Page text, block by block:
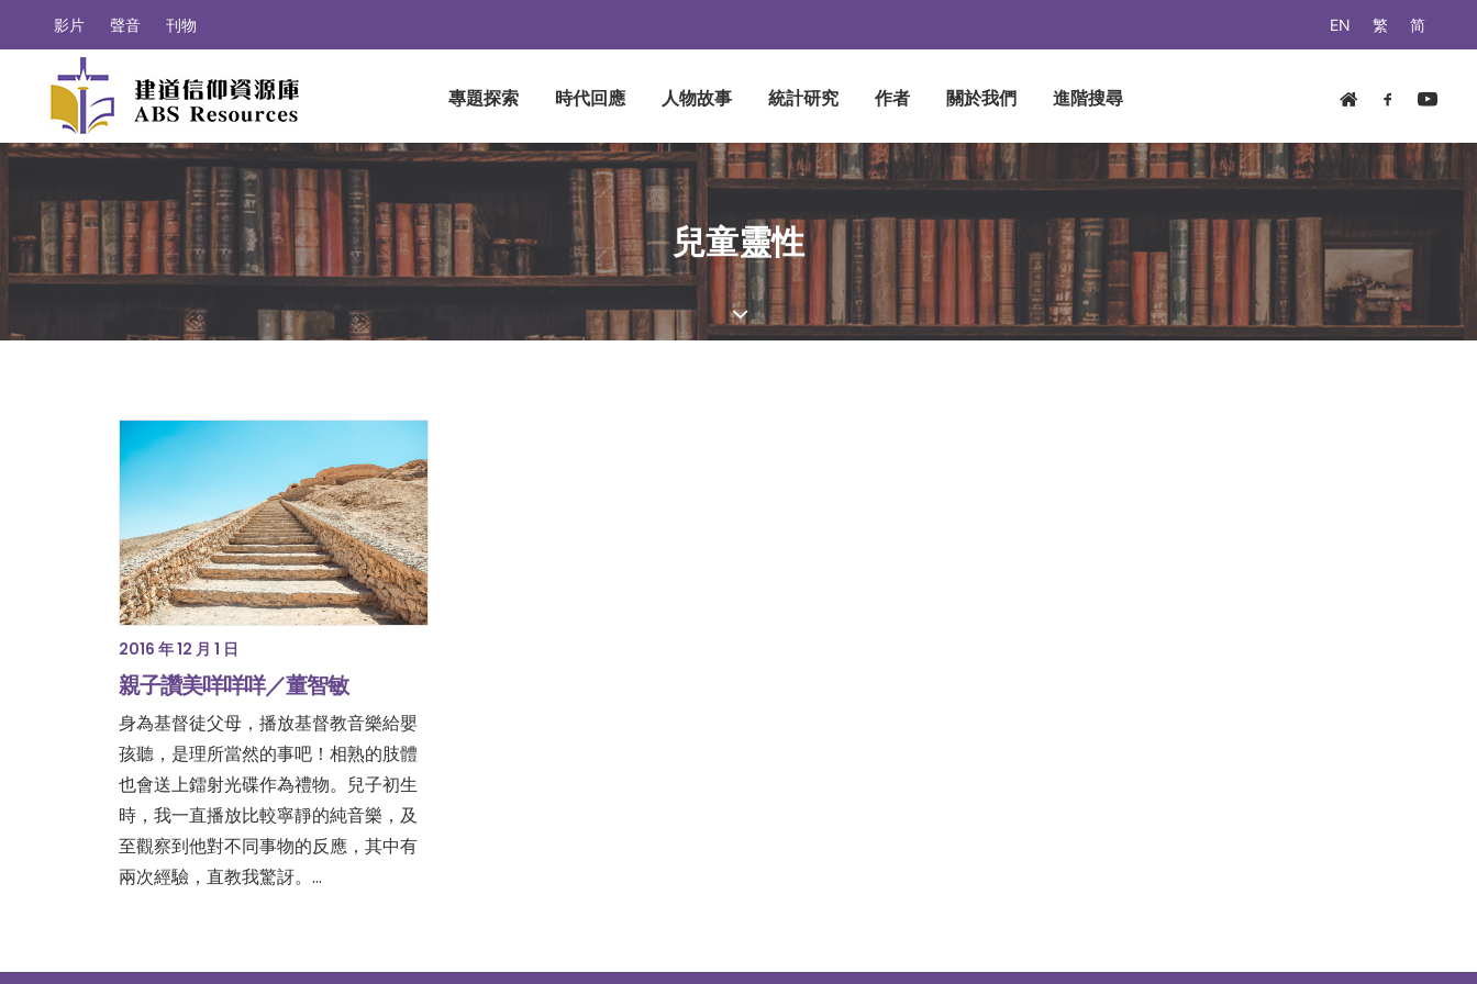
EN 繁 简
影片 聲音 刊物
專題探索 時代回應 人物故事 統計研究 作者 關於我們 進階搜尋
兒童靈性
2016 年 12 月 1 日
親子讚美咩咩咩／董智敏
身為基督徒父母，播放基督教音樂給嬰
孩聽，是理所當然的事吧！相熟的肢體
也會送上鐳射光碟作為禮物。兒子初生
時，我一直播放比較寧靜的純音樂，及
至觀察到他對不同事物的反應，其中有
兩次經驗，直教我驚訝。…